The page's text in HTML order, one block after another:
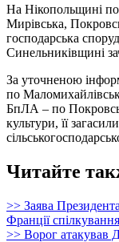
На Нікопольщині
Мирівська,
господарська
Синельниківщині
За уточненою
по
БпЛА – по
культури, її
Читайте
>> Заява
Франції
>> Ворог атакував